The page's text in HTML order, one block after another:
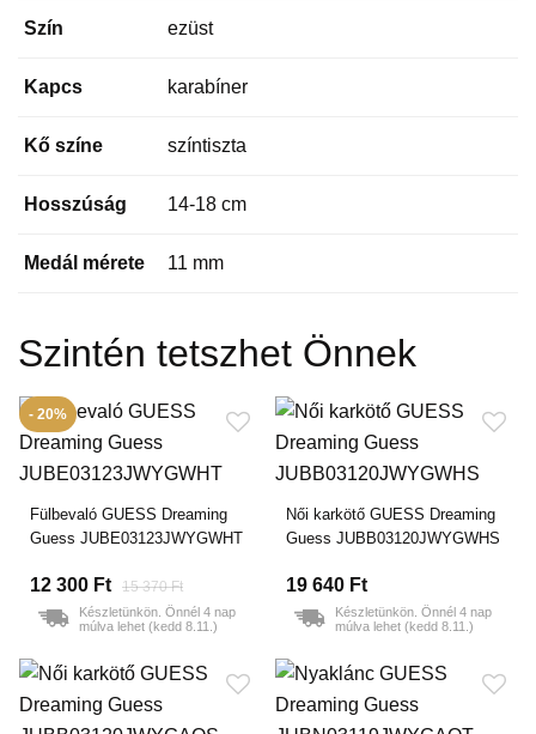
Szín ezüst
Kapcs karabíner
Kő színe színtiszta
Hosszúság 14-18 cm
Medál mérete 11 mm
Szintén tetszhet Önnek
- 20%
Fülbevaló GUESS Dreaming
Guess JUBE03123JWYGWHT
12 300 Ft 15 370 Ft
Készletünkön. Önnél 4 nap
múlva lehet (kedd 8.11.)
Női karkötő GUESS Dreaming
Guess JUBB03120JWYGWHS
19 640 Ft
Készletünkön. Önnél 4 nap
múlva lehet (kedd 8.11.)